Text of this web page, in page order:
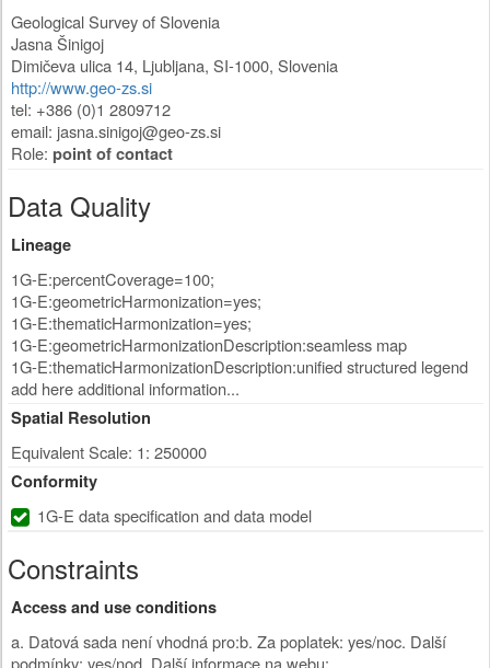
Geological Survey of Slovenia
Jasna Šinigoj
Dimičeva ulica 14, Ljubljana, SI-1000, Slovenia
http://www.geo-zs.si
tel: +386 (0)1 2809712
email: jasna.sinigoj@geo-zs.si
Role: point of contact
Data Quality
Lineage
1G-E:percentCoverage=100;
1G-E:geometricHarmonization=yes;
1G-E:thematicHarmonization=yes;
1G-E:geometricHarmonizationDescription:seamless map
1G-E:thematicHarmonizationDescription:unified structured legend
add here additional information...
Spatial Resolution
Equivalent Scale: 1: 250000
Conformity
1G-E data specification and data model
Constraints
Access and use conditions
a. Datová sada není vhodná pro:b. Za poplatek: yes/noc. Další
podmínky: yes/nod. Další informace na webu: